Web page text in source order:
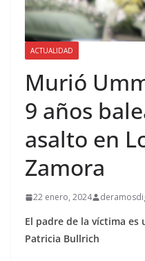
ACTUALIDAD
Murió
9 años
asalto en
Zamora
22 enero, 2024
El padre de la víctima
Patricia Bullrich